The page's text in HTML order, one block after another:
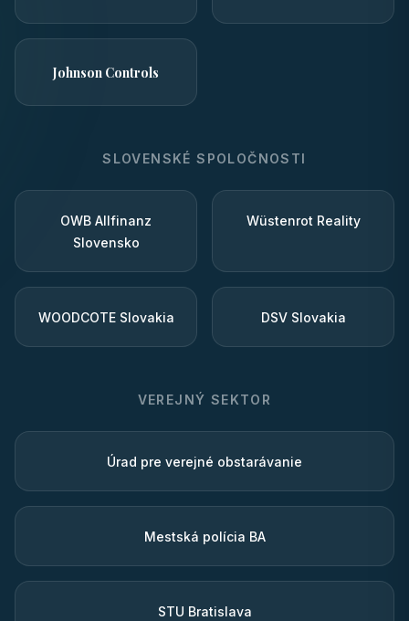
Johnson Controls
SLOVENSKÉ SPOLOČNOSTI
OWB Allfinanz
Slovensko
Wüstenrot Reality
WOODCOTE Slovakia DSV Slovakia
VEREJNÝ SEKTOR
Úrad pre verejné obstarávanie
Mestská polícia BA
STU Bratislava